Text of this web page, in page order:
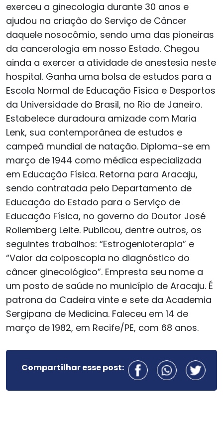
exerceu a ginecologia durante 30 anos e
ajudou na criação do Serviço de Câncer
daquele nosocômio, sendo uma das pioneiras
da cancerologia em nosso Estado. Chegou
ainda a exercer a atividade de anestesia neste
hospital. Ganha uma bolsa de estudos para a
Escola Normal de Educação Física e Desportos
da Universidade do Brasil, no Rio de Janeiro.
Estabelece duradoura amizade com Maria
Lenk, sua contemporânea de estudos e
campeã mundial de natação. Diploma-se em
março de 1944 como médica especializada
em Educação Física. Retorna para Aracaju,
sendo contratada pelo Departamento de
Educação do Estado para o Serviço de
Educação Física, no governo do Doutor José
Rollemberg Leite. Publicou, dentre outros, os
seguintes trabalhos: “Estrogenioterapia” e
“Valor da colposcopia no diagnóstico do
câncer ginecológico”. Empresta seu nome a
um posto de saúde no município de Aracaju. É
patrona da Cadeira vinte e sete da Academia
Sergipana de Medicina. Faleceu em 14 de
março de 1982, em Recife/PE, com 68 anos.
Compartilhar esse post: